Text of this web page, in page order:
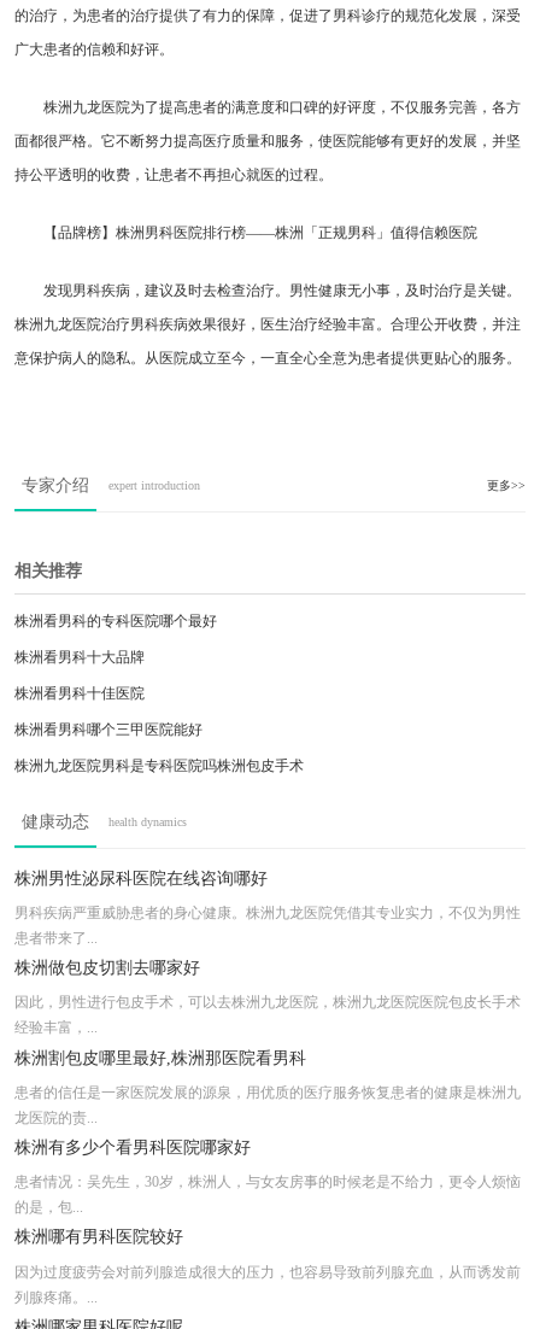
的治疗，为患者的治疗提供了有力的保障，促进了男科诊疗的规范化发展，深受
广大患者的信赖和好评。
株洲九龙医院为了提高患者的满意度和口碑的好评度，不仅服务完善，各方
面都很严格。它不断努力提高医疗质量和服务，使医院能够有更好的发展，并坚
持公平透明的收费，让患者不再担心就医的过程。
【品牌榜】株洲男科医院排行榜——株洲「正规男科」值得信赖医院
发现男科疾病，建议及时去检查治疗。男性健康无小事，及时治疗是关键。
株洲九龙医院治疗男科疾病效果很好，医生治疗经验丰富。合理公开收费，并注
意保护病人的隐私。从医院成立至今，一直全心全意为患者提供更贴心的服务。
专家介绍 expert introduction 更多>>
相关推荐
株洲看男科的专科医院哪个最好
株洲看男科十大品牌
株洲看男科十佳医院
株洲看男科哪个三甲医院能好
株洲九龙医院男科是专科医院吗株洲包皮手术
株洲早泄治疗正规医院怎么样?
株洲看男科哪里最专业
株洲男科治疗效果哪里好
健康动态 health dynamics
株洲男性泌尿科医院在线咨询哪好
男科疾病严重威胁患者的身心健康。株洲九龙医院凭借其专业实力，不仅为男性
患者带来了...
株洲做包皮切割去哪家好
因此，男性进行包皮手术，可以去株洲九龙医院，株洲九龙医院医院包皮长手术
经验丰富，...
株洲割包皮哪里最好,株洲那医院看男科
患者的信任是一家医院发展的源泉，用优质的医疗服务恢复患者的健康是株洲九
龙医院的责...
株洲有多少个看男科医院哪家好
患者情况：吴先生，30岁，株洲人，与女友房事的时候老是不给力，更令人烦恼
的是，包...
株洲哪有男科医院较好
因为过度疲劳会对前列腺造成很大的压力，也容易导致前列腺充血，从而诱发前
列腺疼痛。...